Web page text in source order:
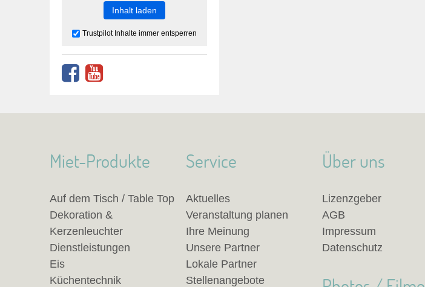
Inhalt laden
Trustpilot Inhalte immer entsperren
Miet-Produkte
Auf dem Tisch / Table Top
Dekoration &
Kerzenleuchter
Dienstleistungen
Eis
Küchentechnik
Service
Aktuelles
Veranstaltung planen
Ihre Meinung
Unsere Partner
Lokale Partner
Stellenangebote
Über uns
Lizenzgeber
AGB
Impressum
Datenschutz